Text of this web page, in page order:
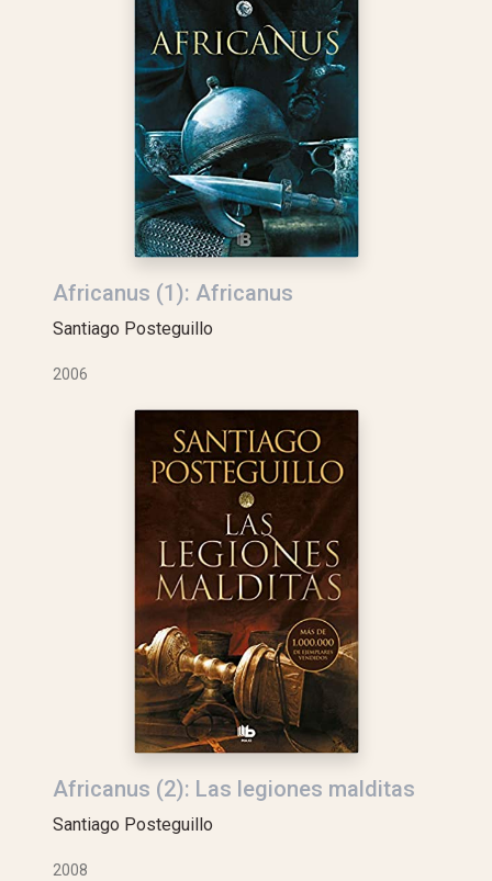
Africanus (1): Africanus
Santiago Posteguillo
2006
Africanus (2): Las legiones malditas
Santiago Posteguillo
2008